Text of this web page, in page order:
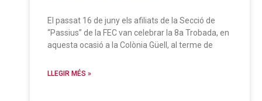
El passat 16 de juny els afiliats de la Secció de
“Passius” de la FEC van celebrar la 8a Trobada, en
aquesta ocasió a la Colònia Güell, al terme de
LLEGIR MÉS »